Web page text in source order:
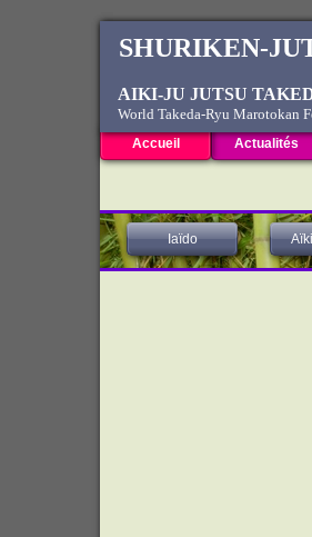
AIKI-JU JUTSU
Iaïdo
SHURIKEN-
World Takeda-Ryu Marotokan
Accueil Actualités